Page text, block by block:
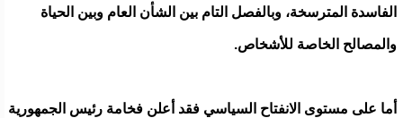
الفاسدة المترسخة، وبالفصل التام بين الشأن العام وبين الحياة
والمصالح الخاصة للأشخاص.
أما على مستوى الانفتاح السياسي فقد أعلن فخامة رئيس الجمهورية